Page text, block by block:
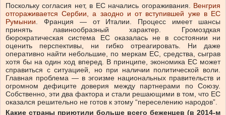
Поскольку согласия нет, в ЕС начались огораживания. Венгрия
отгораживается Сербии, а заодно и от вступившей уже в ЕС
Румынии. Франция — от Италии. Процесс имеет шансы
принять лавинообразный характер. Громоздкая
бюрократическая система ЕС оказалась не в состоянии ни
оценить перспективы, ни гибко отреагировать. Ни даже
оперативно найти небольшие, по меркам ЕС, средства, сыграв
хотя бы на один ход вперед. В принципе, экономика ЕС может
справиться с ситуацией, но при наличии политической воли.
Главная проблема — в эгоизме национальных правительств и
огромном дефиците доверия между партнерами по Союзу.
Собственно, эти два фактора и стали решающими в том, что ЕС
оказался решительно не готов к этому “переселению народов”.
Какие страны приютили больше всего беженцев (в 2014-м